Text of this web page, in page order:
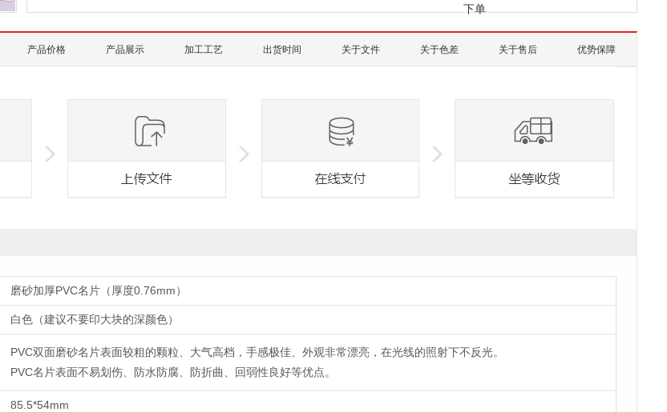
产品价格 产品展示 加工工艺 出货时间 关于文件 关于色差 关于售后 优势保障
磨砂加厚PVC名片（厚度0.76mm）
白色（建议不要印大块的深颜色）
PVC双面磨砂名片表面较粗的颗粒、大气高档，手感极佳、外观非常漂亮，在光线的照射下不反光。
PVC名片表面不易划伤、防水防腐、防折曲、回弱性良好等优点。
85.5*54mm